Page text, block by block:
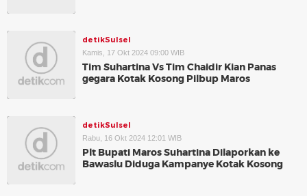
detikSulsel
Kamis, 17 Okt 2024 09:00 WIB
Tim Suhartina Vs Tim Chaidir Kian Panas
gegara Kotak Kosong Pilbup Maros
detikSulsel
Rabu, 16 Okt 2024 12:01 WIB
Plt Bupati Maros Suhartina Dilaporkan ke
Bawaslu Diduga Kampanye Kotak Kosong